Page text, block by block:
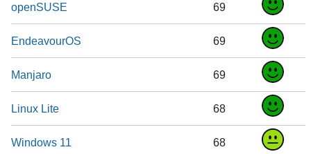
openSUSE 69
EndeavourOS 69
Manjaro 69
Linux Lite 68
Windows 11 68